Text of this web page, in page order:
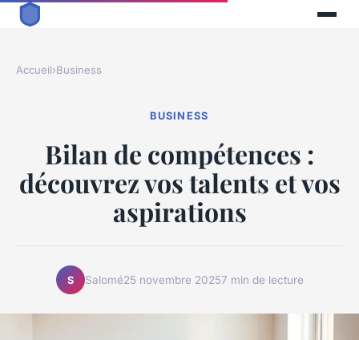
Accueil›Business
BUSINESS
Bilan de compétences :
découvrez vos talents et vos
aspirations
S Salomé25 novembre 20257 min de lecture